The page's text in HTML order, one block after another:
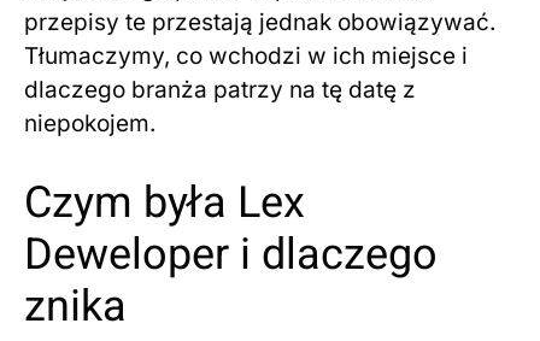
przepisy te przestają jednak obowiązywać.
Tłumaczymy, co wchodzi w ich miejsce i
dlaczego branża patrzy na tę datę z
niepokojem.
Czym była Lex
Deweloper i dlaczego
znika